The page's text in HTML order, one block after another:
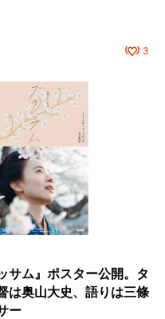
3
サム』ポスター公開。タ
は奥山大史、語りは三條
ー